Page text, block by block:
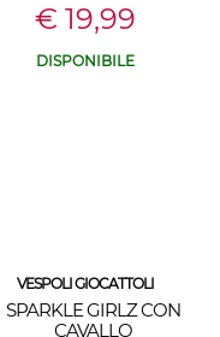
€ 19,99
DISPONIBILE
VESPOLI GIOCATTOLI
SPARKLE GIRLZ CON
CAVALLO